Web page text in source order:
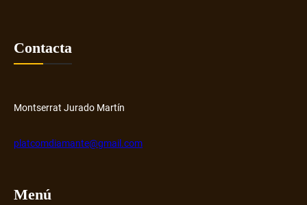
Contacta
Montserrat Jurado Martín
platcomdiamante@gmail.com
Menú